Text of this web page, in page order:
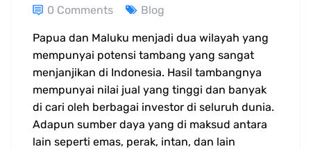
0 Comments Blog
Papua dan Maluku menjadi dua wilayah yang
mempunyai potensi tambang yang sangat
menjanjikan di Indonesia. Hasil tambangnya
mempunyai nilai jual yang tinggi dan banyak
di cari oleh berbagai investor di seluruh dunia.
Adapun sumber daya yang di maksud antara
lain seperti emas, perak, intan, dan lain